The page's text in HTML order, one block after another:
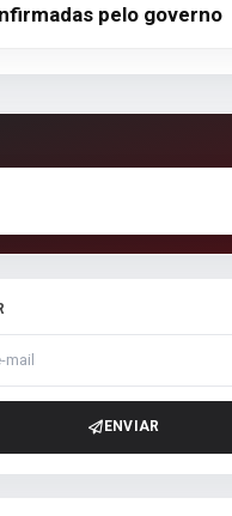
pelo governo
ENVIAR